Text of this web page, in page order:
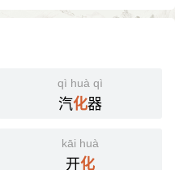
qì huà qì
汽化器
kāi huà
开化